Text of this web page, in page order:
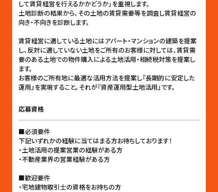
して賃貸経営を行えるかかどうか」を重視します。
土地診断の結果から、その土地の賃貸需要等を調査し賃貸経営の
向き・不向きを診断します。
賃貸経営に適している土地にはアパート・マンションの建築を提案
し、反対に適していない土地をご所有のお客様に対しては、賃貸需
要のある土地での物件購入による土地活用・相続税対策を提案し
ます。
お客様のご所有地に最適な活用方法を提案し『長期的に安定した
運用』を実現すること。それが『資産運用型土地活用』です。
応募資格
■必須要件
下記いずれかの経験に当てはまる方お待ちしております！
・土地活用の提案営業の経験がある方
・不動産業界の営業経験がある方
■歓迎要件
・宅地建物取引士の資格をお持ちの方